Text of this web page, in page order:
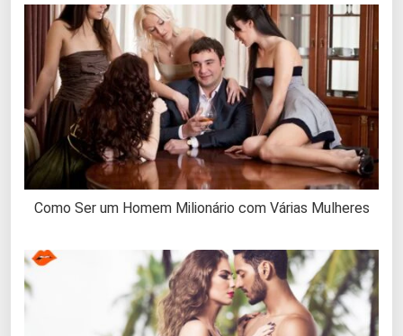
Como Ser um Homem Milionário com Várias Mulheres